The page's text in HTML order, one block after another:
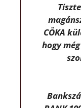
CÖKA
hogy